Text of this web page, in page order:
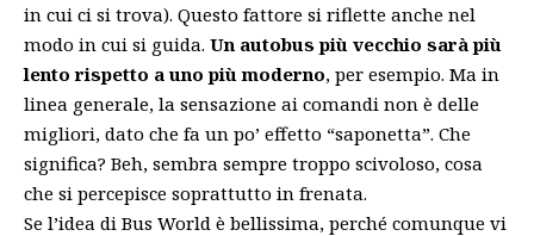
in cui ci si trova). Questo fattore si riflette anche nel
modo in cui si guida. Un autobus più vecchio sarà più
lento rispetto a uno più moderno, per esempio. Ma in
linea generale, la sensazione ai comandi non è delle
migliori, dato che fa un po’ effetto “saponetta”. Che
significa? Beh, sembra sempre troppo scivoloso, cosa
che si percepisce soprattutto in frenata.
Se l’idea di Bus World è bellissima, perché comunque vi